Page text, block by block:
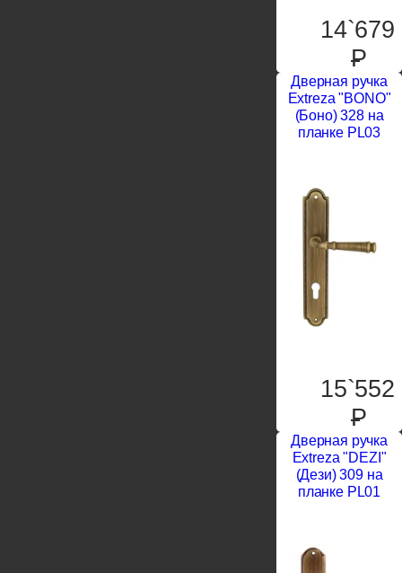
14`679
P
Дверная ручка
Extreza "BONO"
(Боно) 328 на
планке PL03
15`552
P
Дверная ручка
Extreza "DEZI"
(Дези) 309 на
планке PL01